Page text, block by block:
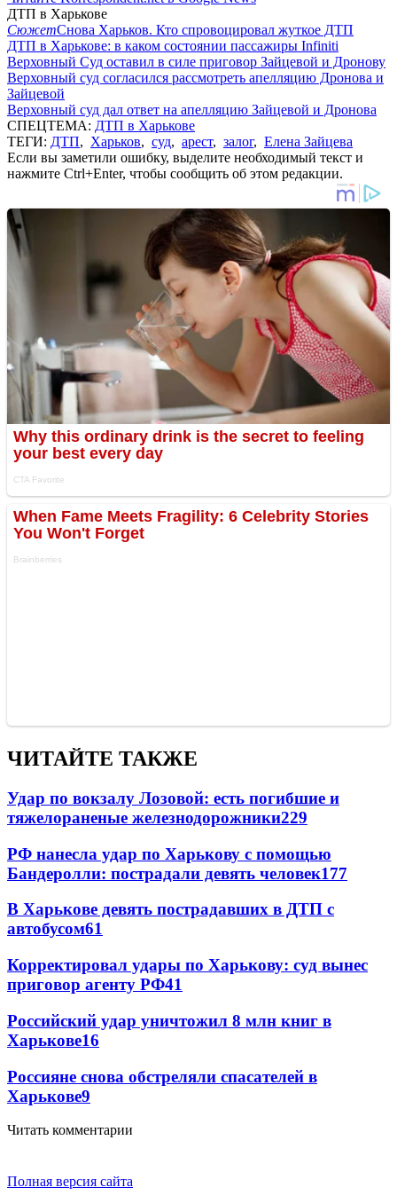
ДТП в Харькове
СюжетСнова Харьков. Кто спровоцировал жуткое ДТП
ДТП в Харькове: в каком состоянии пассажиры Infiniti
Верховный Суд оставил в силе приговор Зайцевой и Дронову
Верховный суд согласился рассмотреть апелляцию Дронова и
Зайцевой
Верховный суд дал ответ на апелляцию Зайцевой и Дронова
СПЕЦТЕМА: ДТП в Харькове
ТЕГИ: ДТП, Харьков, суд, арест, залог, Елена Зайцева
Если вы заметили ошибку, выделите необходимый текст и
нажмите Ctrl+Enter, чтобы сообщить об этом редакции.
ЧИТАЙТЕ ТАКЖЕ
Удар по вокзалу Лозовой: есть погибшие и
тяжелораненые железнодорожники229
РФ нанесла удар по Харькову с помощью
Бандеролли: пострадали девять человек177
В Харькове девять пострадавших в ДТП с
автобусом61
Корректировал удары по Харькову: суд вынес
приговор агенту РФ41
Российский удар уничтожил 8 млн книг в
Харькове16
Россияне снова обстреляли спасателей в
Харькове9
Читать комментарии
Полная версия сайта